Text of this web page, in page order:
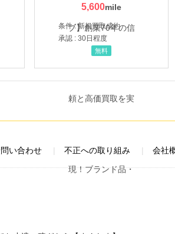
5,600
条件 : 新規買取成約
承認 : 30日程度
無料
い合わせ 不正への取り組み 会社